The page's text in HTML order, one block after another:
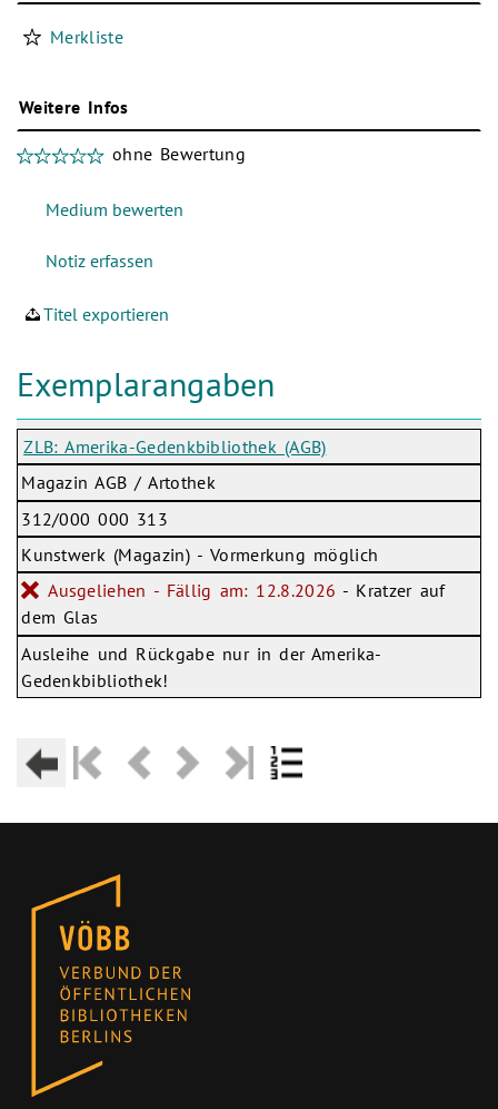
Merkliste
Weitere Infos
ohne Bewertung
Titel exportieren
Exemplarangaben
ZLB: Amerika-Gedenkbibliothek (AGB)
Magazin AGB / Artothek
312/000 000 313
Kunstwerk (Magazin) - Vormerkung möglich
Ausgeliehen - Fällig am: 12.8.2026 - Kratzer auf
dem Glas
Ausleihe und Rückgabe nur in der Amerika-
Gedenkbibliothek!